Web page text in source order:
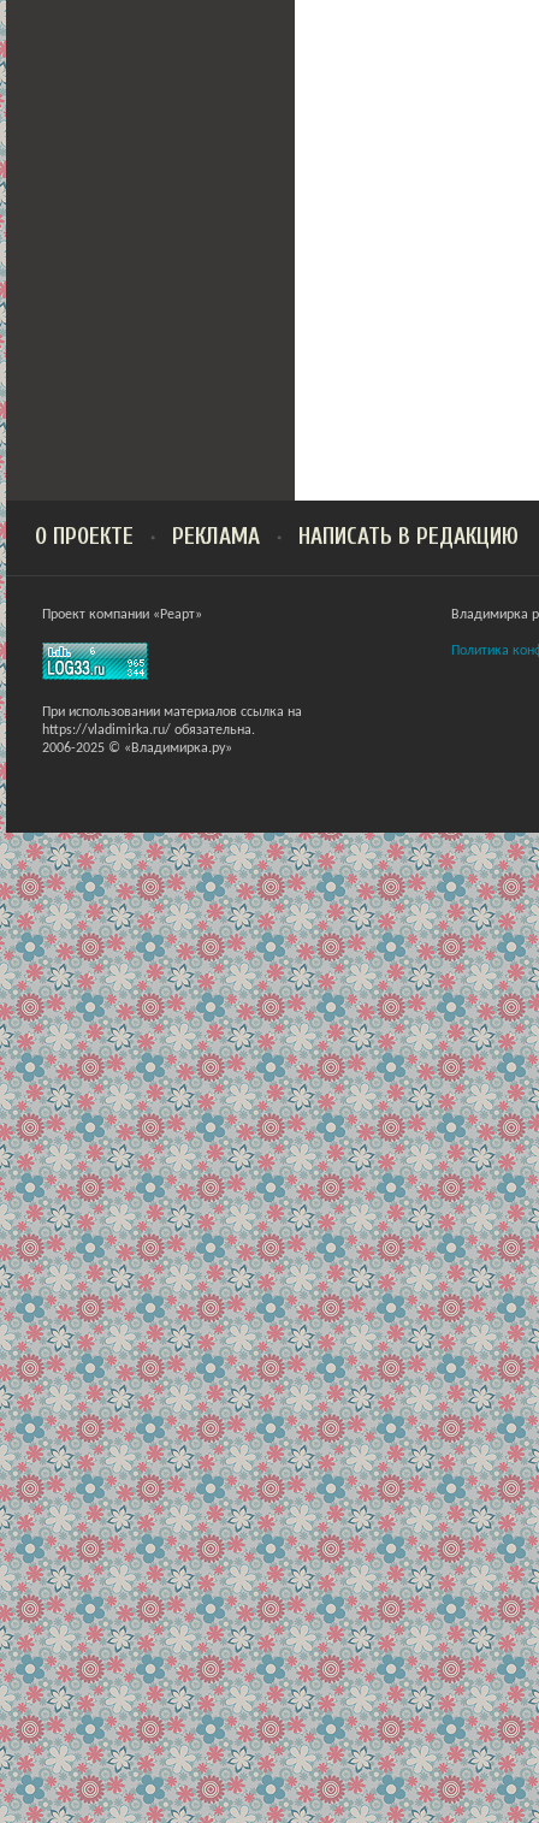
О ПРОЕКТЕ РЕКЛАМА НАПИСАТЬ В РЕДАКЦИЮ
Проект компании «Реарт»
При использовании материалов ссылка на
https://vladimirka.ru/ обязательна.
2006-2025 © «Владимирка.ру»
Владимирка
Политика